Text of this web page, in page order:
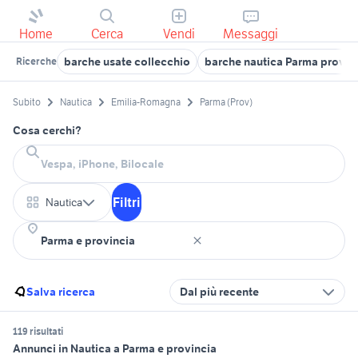
Home Cerca Vendi Messaggi
Ricerche barche usate collecchio barche nautica Parma
Subito Nautica Emilia-Romagna Parma (Prov)
Cosa cerchi?
Nautica Filtri
Salva ricerca Dal più recente
119 risultati
Annunci in Nautica a Parma e provincia